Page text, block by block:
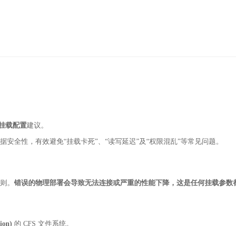
载配置建议。
全性，有效避免“挂载卡死”、“读写延迟”及“权限混乱”等常见问题。
。 错误的物理部署会导致无法连接或严重的性能下降，这是任何挂载参数
的 CFS 文件系统。